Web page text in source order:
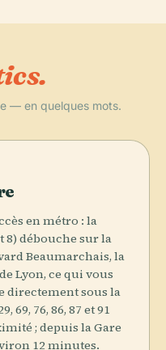
— en quelques mots.
en métro : la
8) débouche sur la
Beaumarchais, la
Lyon, ce qui vous
directement sous la
69, 76, 86, 87 et 91
; depuis la Gare
12 minutes.